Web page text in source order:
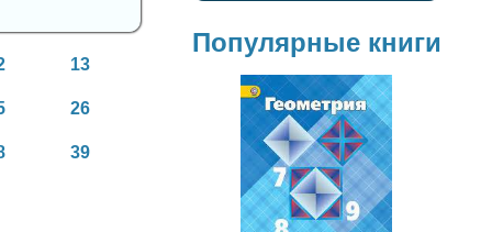
13
26
39
Популярные книги
Геометрия
7-9 класс